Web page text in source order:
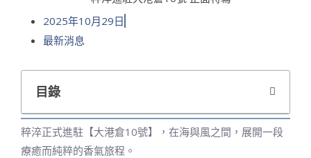
2025年10月29日
最新消息
目錄
粹淬正式進駐【大港倉10號】，在海與風之間，展開一段
療癒而純粹的香氣旅程。